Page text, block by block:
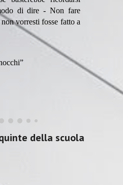
di dire - Non fare
vorresti fosse fatto a
della scuola